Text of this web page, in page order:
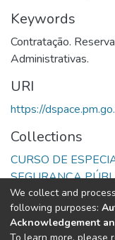
Keywords
Contratação.
Administrativas.
URI
https://
Collections
CURSO DE
SEGURANÇA
Full item page
We collect and
following purposes:
Acknowledgement